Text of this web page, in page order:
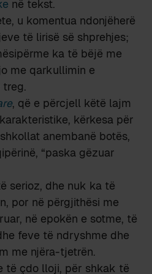
në tekst.
u komentua ndonjëherë
të lirisë së shprehjes;
ka të bëjë me
me qarkullimin e
treg.
, që e përcjell këtë lajm
kërkesa për
anembanë botës,
“paska gëzuar
serioz, dhe nuk ka të
por në përgjithësi me
në epokën e sotme, të
feve të ndryshme dhe
me njëra-tjetrën.
të çdo lloji, për shkak të